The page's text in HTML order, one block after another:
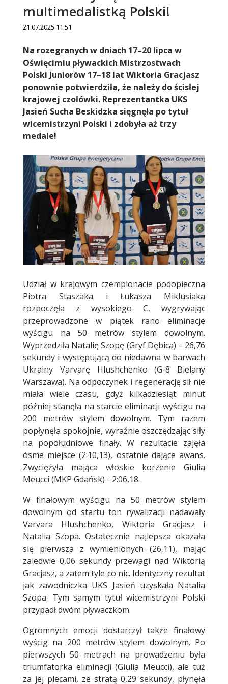
multimedalistką Polski!
21.07.2025 11:51
Treść
Na rozegranych w dniach 17–20 lipca w
Oświęcimiu pływackich Mistrzostwach
Polski Juniorów 17–18 lat Wiktoria Gracjasz
ponownie potwierdziła, że należy do ścisłej
krajowej czołówki. Reprezentantka UKS
Jasień Sucha Beskidzka sięgnęła po tytuł
wicemistrzyni Polski i zdobyła aż trzy
medale!
Udział w krajowym czempionacie podopieczna
Piotra Staszaka i Łukasza Miklusiaka
rozpoczęła z wysokiego C, wygrywając
przeprowadzone w piątek rano eliminacje
wyścigu na 50 metrów stylem dowolnym.
Wyprzedziła Natalię Szopę (Gryf Dębica) – 26,76
sekundy i występującą do niedawna w barwach
Ukrainy Varvarę Hlushchenko (G-8 Bielany
Warszawa). Na odpoczynek i regenerację sił nie
miała wiele czasu, gdyż kilkadziesiąt minut
później stanęła na starcie eliminacji wyścigu na
200 metrów stylem dowolnym. Tym razem
popłynęła spokojnie, wyraźnie oszczędzając siły
na popołudniowe finały. W rezultacie zajęła
ósme miejsce (2:10,13), ostatnie dające awans.
Zwyciężyła mająca włoskie korzenie Giulia
Meucci (MKP Gdańsk) - 2:06,18.
W finałowym wyścigu na 50 metrów stylem
dowolnym od startu ton rywalizacji nadawały
Varvara Hlushchenko, Wiktoria Gracjasz i
Natalia Szopa. Ostatecznie najlepsza okazała
się pierwsza z wymienionych (26,11), mając
zaledwie 0,06 sekundy przewagi nad Wiktorią
Gracjasz, a zatem tyle co nic. Identyczny rezultat
jak zawodniczka UKS Jasień uzyskała Natalia
Szopa. Tym samym tytuł wicemistrzyni Polski
przypadł dwóm pływaczkom.
Ogromnych emocji dostarczył także finałowy
wyścig na 200 metrów stylem dowolnym. Po
pierwszych 50 metrach na prowadzeniu była
triumfatorka eliminacji (Giulia Meucci), ale tuż
za jej plecami, ze stratą 0,29 sekundy, płynęła